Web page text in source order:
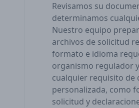
Revisamos su
determinamos
Nuestro equipo
archivos de solicitud
formato e idioma
organismo regulador
cualquier requisito de
personalizada, como
solicitud y